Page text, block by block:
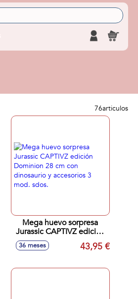
76articulos
Mega huevo sorpresa
Jurassic CAPTIVZ edición
Dominion 28 cm con
dinosaurio y accesorios 3
36 meses 43,95 €